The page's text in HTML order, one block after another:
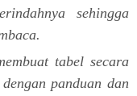
sehingga
tabel secara
panduan dan